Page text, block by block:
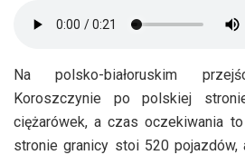
Na polsko-białoruskim
Koroszczynie po polskiej
ciężarówek, a czas oczekiwania
stronie granicy stoi 520 pojazdów,